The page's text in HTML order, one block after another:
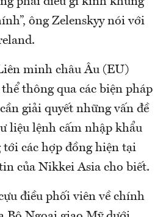
ông Zelenskyy nói với
minh châu Âu (EU)
thông qua các biện pháp
giải quyết những vấn đề
liệu lệnh cấm nhập khẩu
các hợp đồng hiện tại
của Nikkei Asia cho biết.
điều phối viên về chính